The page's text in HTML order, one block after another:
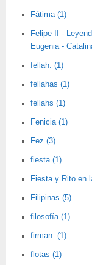
Fátima (1)
Felipe II -
Eugenia -
fellah. (1)
fellahas (1)
fellahs (1)
Fenicia (1)
Fez (3)
fiesta (1)
Fiesta y Rito en
Filipinas (5)
filosofía (1)
firman. (1)
flotas (1)